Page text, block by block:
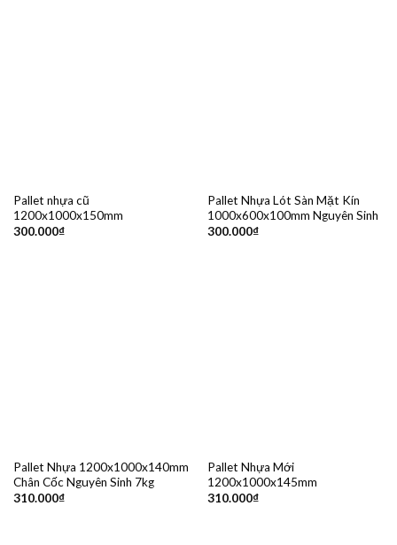
Pallet nhựa cũ
1200x1000x150mm
300.000₫
Pallet Nhựa Lót Sàn Mặt Kín
1000x600x100mm Nguyên Sinh
300.000₫
Pallet Nhựa 1200x1000x140mm
Chân Cốc Nguyên Sinh 7kg
310.000₫
Pallet Nhựa Mới
1200x1000x145mm
310.000₫